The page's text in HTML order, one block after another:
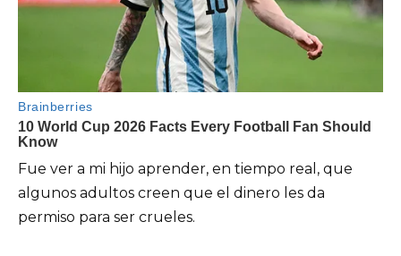
Fue ver a mi hijo aprender, en tiempo real, que
algunos adultos creen que el dinero les da
permiso para ser crueles.